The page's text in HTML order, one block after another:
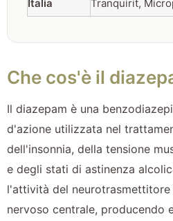
Italia Tranquirit,
Che cos'è il
Il diazepam è una
d'azione utilizzata nel
dell'insonnia, della tensione
e degli stati di astinenza
l'attività del neurotrasmettitore
nervoso centrale, producendo